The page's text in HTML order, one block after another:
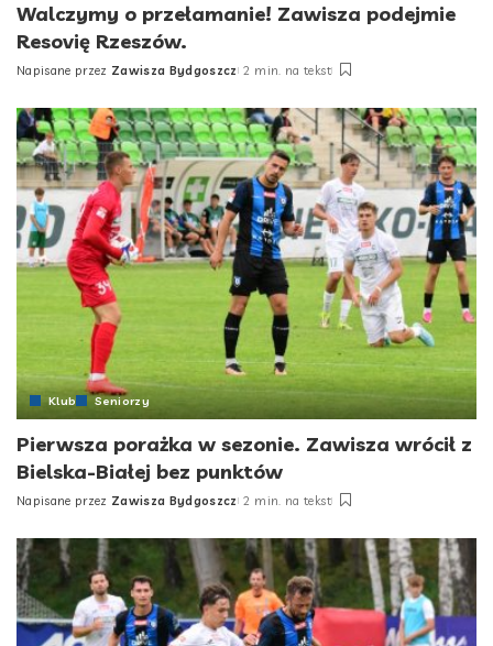
Walczymy o przełamanie! Zawisza podejmie
Resovię Rzeszów.
Posted
Napisane przez Zawisza Bydgoszcz 2 min. na tekst
Klub Seniorzy
Pierwsza porażka w sezonie. Zawisza wrócił z
Bielska-Białej bez punktów
Posted
Napisane przez Zawisza Bydgoszcz 2 min. na tekst